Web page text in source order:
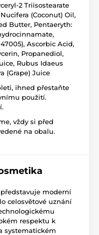
2 Triisostearate
(Coconut) Oil,
Butter, Pentaeryth:
Ascorbic Acid,
Propanediol,
Rubus Idaeus
(Grape) Juice
ihned přestaňte
použití.
vždy si před
na obalu.
moderní
celosvětové uznání
respektu k
systematickém